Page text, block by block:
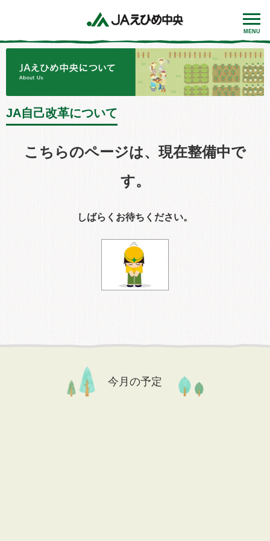
MENU
JA自己改革について
こちらのページは、現在整備中で
す。
しばらくお待ちください。
今月の予定